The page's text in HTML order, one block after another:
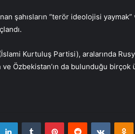
şahısların “terör ideolojisi
Kurtuluş Partisi), aralarında
Özbekistan’ın da bulunduğu
LinkedInTumblr PinterestReddit